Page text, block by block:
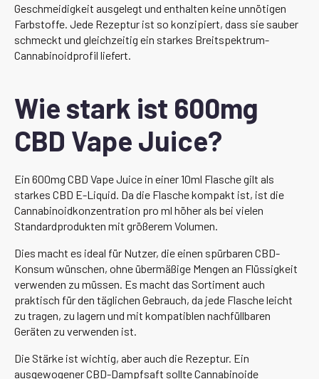
Geschmeidigkeit ausgelegt und enthalten keine unnötigen
Farbstoffe. Jede Rezeptur ist so konzipiert, dass sie sauber
schmeckt und gleichzeitig ein starkes Breitspektrum-
Cannabinoidprofil liefert.
Wie stark ist 600mg
CBD Vape Juice?
Ein 600mg CBD Vape Juice in einer 10ml Flasche gilt als
starkes CBD E-Liquid. Da die Flasche kompakt ist, ist die
Cannabinoidkonzentration pro ml höher als bei vielen
Standardprodukten mit größerem Volumen.
Dies macht es ideal für Nutzer, die einen spürbaren CBD-
Konsum wünschen, ohne übermäßige Mengen an Flüssigkeit
verwenden zu müssen. Es macht das Sortiment auch
praktisch für den täglichen Gebrauch, da jede Flasche leicht
zu tragen, zu lagern und mit kompatiblen nachfüllbaren
Geräten zu verwenden ist.
Die Stärke ist wichtig, aber auch die Rezeptur. Ein
ausgewogener CBD-Dampfsaft sollte Cannabinoide